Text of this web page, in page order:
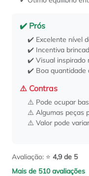
✔️ Prós
✔️ Excelente nível
✔️ Incentiva
✔️ Visual inspirado
✔️ Boa quantidade
⚠️ Contras
⚠️ Pode ocupar
⚠️ Algumas peças
⚠️ Valor pode
Avaliação: ⭐ 4,9 de 5
Mais de 510 avaliações